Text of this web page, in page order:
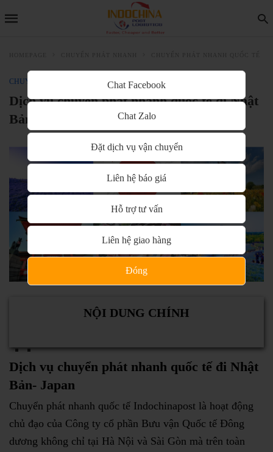
CHUYỂN PHÁT NHANH QUỐC TẾ
Dịch vụ chuyển phát nhanh quốc tế đi Nhật
Bản- Japan
NỘI DUNG CHÍNH
Dịch vụ chuyển phát nhanh quốc tế đi Nhật
Bản- Japan
Chuyển phát nhanh quốc tế Indochinapost là hoạt động
chủ đạo của Công ty cổ phần Bưu vận Quốc tế Đông
dương không chỉ tại Hà Nội và Sài Gòn mà trên toàn
Chat Facebook
Chat Zalo
Đặt dịch vụ vận chuyển
Liên hệ báo giá
Hỗ trợ tư vấn
Liên hệ giao hàng
Đóng